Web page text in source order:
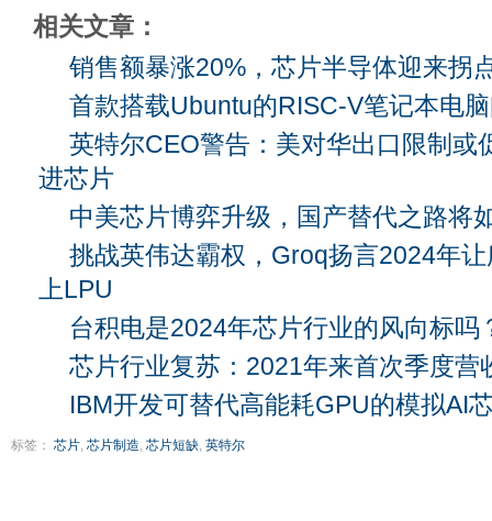
相关文章：
销售额暴涨20%，芯片半导体迎来拐
首款搭载Ubuntu的RISC-V笔记本电
英特尔CEO警告：美对华出口限制或
进芯片
中美芯片博弈升级，国产替代之路将
挑战英伟达霸权，Groq扬言2024年
上LPU
台积电是2024年芯片行业的风向标吗
芯片行业复苏：2021年来首次季度营
IBM开发可替代高能耗GPU的模拟AI
标签： 芯片, 芯片制造, 芯片短缺, 英特尔